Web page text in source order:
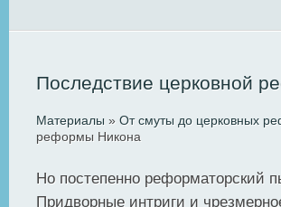
Последствие церковной
Материалы » От смуты до церковных
реформы Никона
Но постепенно реформаторский
Придворные интриги и